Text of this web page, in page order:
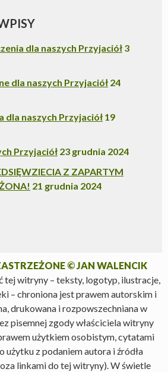
dla naszych Przyjaciół 3
dla naszych Przyjaciół 24
dla naszych Przyjaciół 19
Przyjaciół 23 grudnia 2024
Z ZAPARTYM
21 grudnia 2024
© JAN WALENCIK
tej witryny – teksty, logotyp, ilustracje,
– chroniona jest prawem autorskim i
drukowana i rozpowszechniana w
pisemnej zgody właściciela witryny
użytkiem osobistym, cytatami
użytku z podaniem autora i źródła
linkami do tej witryny). W świetle